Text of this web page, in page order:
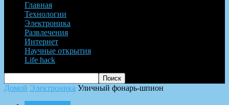
Главная
Технологии
Электроника
Развлечения
Интернет
Научные открытия
Life hack
Домой Электроника Уличный фонарь-шпион